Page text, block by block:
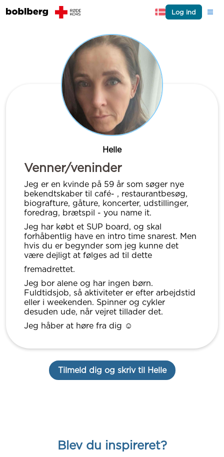
Log ind
Helle
Venner/veninder
Jeg er en kvinde på 59 år som søger nye
bekendtskaber til café- , restaurantbesøg,
biografture, gåture, koncerter, udstillinger,
foredrag, brætspil - you name it.
Jeg har købt et SUP board, og skal
forhåbentlig have en intro time snarest. Men
hvis du er begynder som jeg kunne det
være dejligt at følges ad til dette
fremadrettet.
Jeg bor alene og har ingen børn.
Fuldtidsjob, så aktiviteter er efter arbejdstid
eller i weekenden. Spinner og cykler
desuden ude, når vejret tillader det.
Jeg håber at høre fra dig ☺️
Tilmeld dig og skriv til Helle
Blev du inspireret?